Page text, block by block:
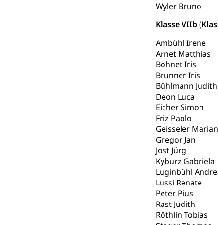
Wyler Bruno
Klasse VIIb
Ambühl Irene
Arnet Matthias
Bohnet Iris
Brunner Iris
Bühlmann Judith
Deon Luca
Eicher Simon
Friz Paolo
Geisseler
Gregor Jan
Jost Jürg
Kyburz Gabriela
Luginbühl
Lussi Renate
Peter Pius
Rast Judith
Röthlin Tobias
Fachstelle
AHV / IV
Altersrente,
IV-
Behinderung
Inklusion im
Kultur und
Archive und
Bücher,
Staatsarchiv
Kulturelle